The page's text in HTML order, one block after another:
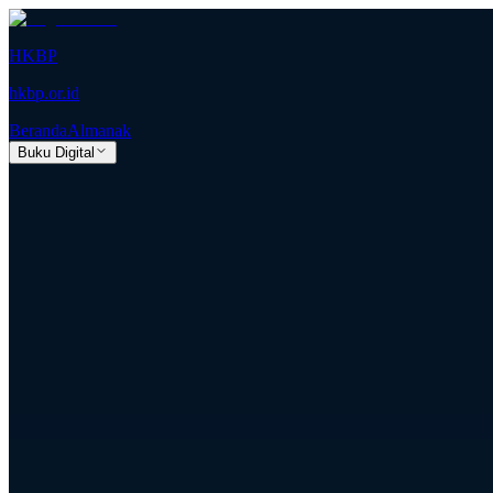
HKBP
hkbp.or.id
BerandaAlmanak
Buku Digital